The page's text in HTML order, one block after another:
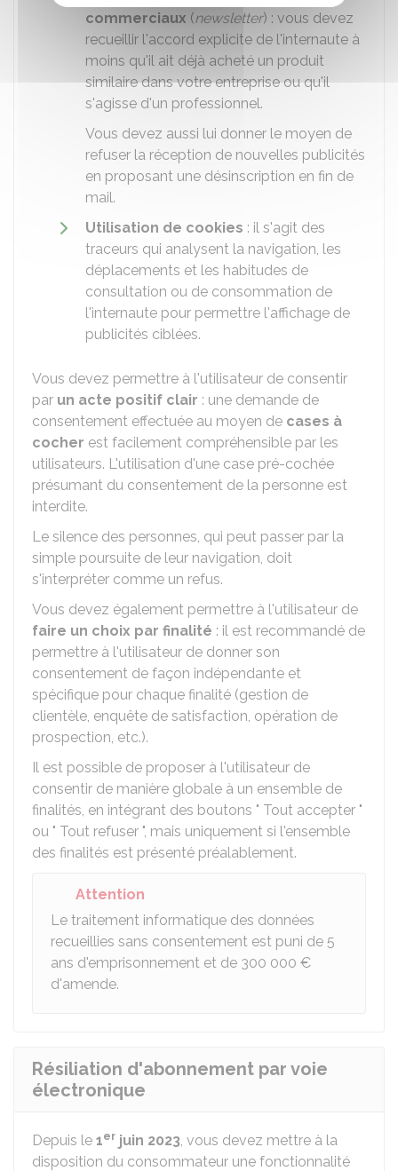
commerciaux (newsletter) : vous devez
recueillir l'accord explicite de l'internaute à
moins qu'il ait déjà acheté un produit
similaire dans votre entreprise ou qu'il
s'agisse d'un professionnel.
Vous devez aussi lui donner le moyen de
refuser la réception de nouvelles publicités
en proposant une désinscription en fin de
mail.
Utilisation de cookies : il s'agit des
traceurs qui analysent la navigation, les
déplacements et les habitudes de
consultation ou de consommation de
l'internaute pour permettre l'affichage de
publicités ciblées.
Vous devez permettre à l'utilisateur de consentir
par un acte positif clair : une demande de
consentement effectuée au moyen de cases à
cocher est facilement compréhensible par les
utilisateurs. L'utilisation d'une case pré-cochée
présumant du consentement de la personne est
interdite.
Le silence des personnes, qui peut passer par la
simple poursuite de leur navigation, doit
s'interpréter comme un refus.
Vous devez également permettre à l'utilisateur de
faire un choix par finalité : il est recommandé de
permettre à l'utilisateur de donner son
consentement de façon indépendante et
spécifique pour chaque finalité (gestion de
clientèle, enquête de satisfaction, opération de
prospection, etc.).
Il est possible de proposer à l'utilisateur de
consentir de manière globale à un ensemble de
finalités, en intégrant des boutons " Tout accepter "
ou " Tout refuser ", mais uniquement si l'ensemble
des finalités est présenté préalablement.
Attention
Le traitement informatique des données
recueillies sans consentement est puni de 5
ans d'emprisonnement et de 300 000 €
d'amende.
Résiliation d'abonnement par voie
électronique
Depuis le 1er juin 2023, vous devez mettre à la
disposition du consommateur une fonctionnalité